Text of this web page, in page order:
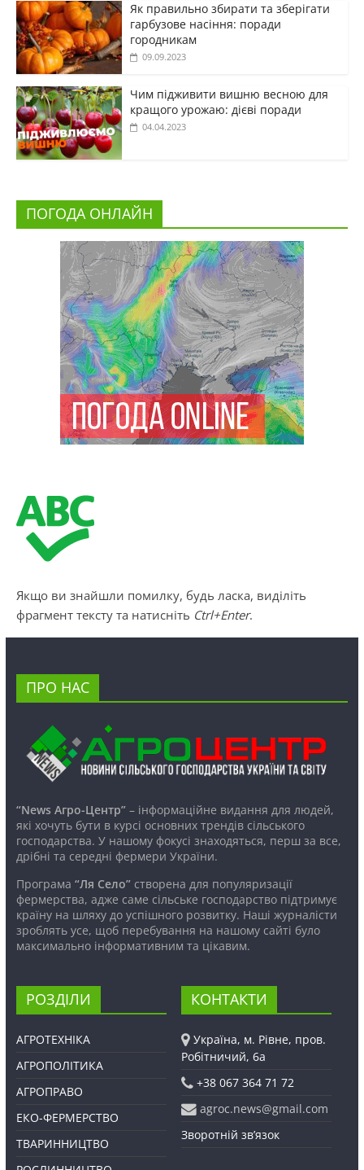
Як правильно збирати та зберігати
гарбузове насіння: поради
городникам
09.09.2023
Чим підживити вишню весною для
кращого урожаю: дієві поради
04.04.2023
ПОГОДА ОНЛАЙН
Якщо ви знайшли помилку, будь ласка, виділіть
фрагмент тексту та натисніть Ctrl+Enter.
ПРО НАС
“News Агро-Центр”– інформаційне видання для людей,
які хочуть бути в курсі основних трендів сільського
господарства. У нашому фокусі знаходяться, перш за все,
дрібні та середні фермери України.
Програма “Ля Село”створена для популяризації
фермерства, адже саме сільське господарство підтримує
країну на шляху до успішного розвитку. Наші журналісти
зроблять усе, щоб перебування на нашому сайті було
максимально інформативним та цікавим.
РОЗДІЛИ
АГРОТЕХНІКА
АГРОПОЛІТИКА
АГРОПРАВО
ЕКО-ФЕРМЕРСТВО
ТВАРИННИЦТВО
КОНТАКТИ
Україна, м. Рівне, пров.
Робітничий, 6а
+38 067 364 71 72
agroc.news@gmail.com
Зворотній зв’язок